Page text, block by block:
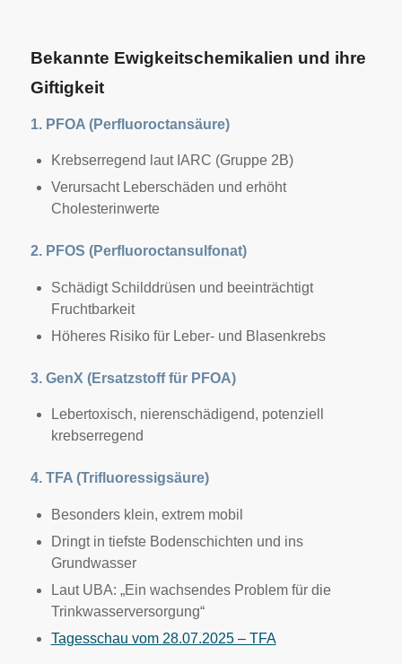
Bekannte Ewigkeitschemikalien und ihre
Giftigkeit
1. PFOA (Perfluoroctansäure)
Krebserregend laut IARC (Gruppe 2B)
Verursacht Leberschäden und erhöht
Cholesterinwerte
2. PFOS (Perfluoroctansulfonat)
Schädigt Schilddrüsen und beeinträchtigt
Fruchtbarkeit
Höheres Risiko für Leber- und Blasenkrebs
3. GenX (Ersatzstoff für PFOA)
Lebertoxisch, nierenschädigend, potenziell
krebserregend
4. TFA (Trifluoressigsäure)
Besonders klein, extrem mobil
Dringt in tiefste Bodenschichten und ins
Grundwasser
Laut UBA: „Ein wachsendes Problem für die
Trinkwasserversorgung“
Tagesschau vom 28.07.2025 – TFA